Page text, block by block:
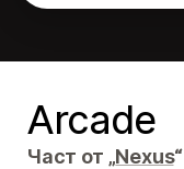
Arcade
Част от „Nexus“